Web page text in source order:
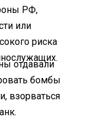
РФ,
или
риска
отдавали
бомбы
взорваться